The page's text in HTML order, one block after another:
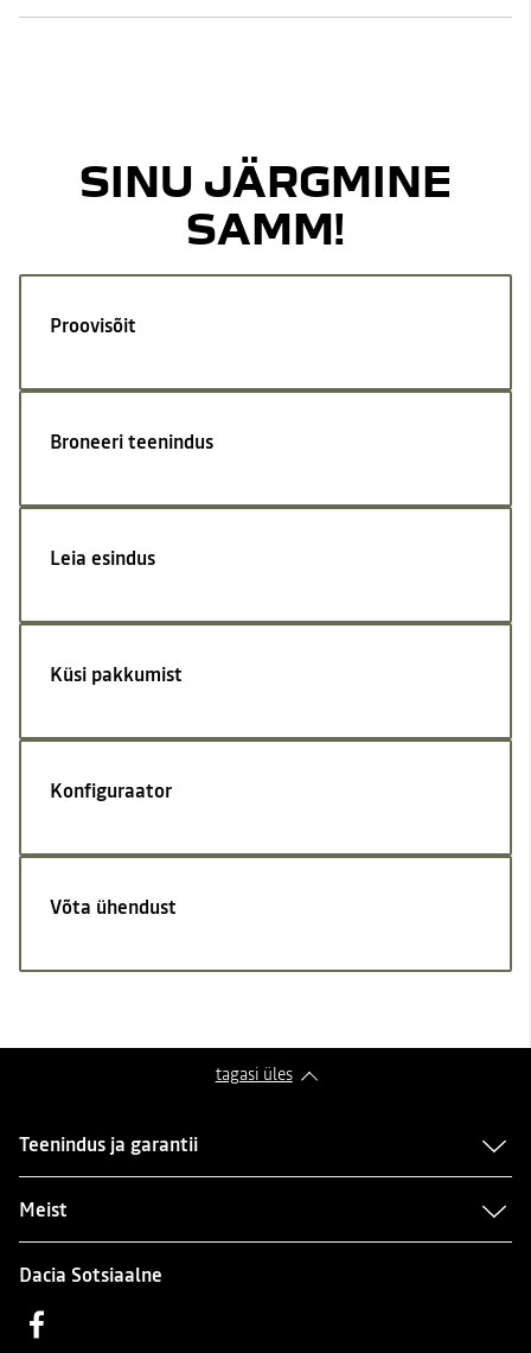
SINU JÄRGMINE
SAMM!
Proovisõit
Broneeri teenindus
Leia esindus
Küsi pakkumist
Konfiguraator
Võta ühendust
tagasi üles
Teenindus ja garantii
Meist
Dacia Sotsiaalne